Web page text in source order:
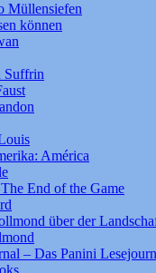
Müllensiefen
können
Suffrin
América
End of the Game
über der
– Das Panini